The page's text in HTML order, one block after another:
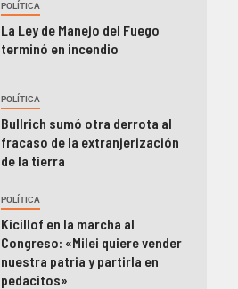
POLÍTICA
La Ley de Manejo del Fuego
terminó en incendio
POLÍTICA
Bullrich sumó otra derrota al
fracaso de la extranjerización
de la tierra
POLÍTICA
Kicillof en la marcha al
Congreso: «Milei quiere vender
nuestra patria y partirla en
pedacitos»